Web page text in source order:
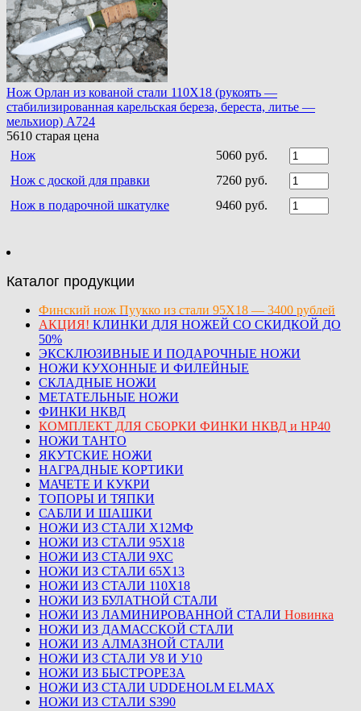
Нож Орлан из кованой стали 110Х18 (рукоять —
стабилизированная карельская береза, береста, литье —
мельхиор) A724
5610 старая цена
Нож
5060 руб.
Нож с доской для правки
7260 руб.
Нож в подарочной шкатулке
9460 руб.
Каталог продукции
Финский нож Пуукко из стали 95Х18 — 3400 рублей
АКЦИЯ! КЛИНКИ ДЛЯ НОЖЕЙ СО СКИДКОЙ ДО
50%
ЭКСКЛЮЗИВНЫЕ И ПОДАРОЧНЫЕ НОЖИ
НОЖИ КУХОННЫЕ И ФИЛЕЙНЫЕ
СКЛАДНЫЕ НОЖИ
МЕТАТЕЛЬНЫЕ НОЖИ
ФИНКИ НКВД
КОМПЛЕКТ ДЛЯ СБОРКИ ФИНКИ НКВД и НР40
НОЖИ ТАНТО
ЯКУТСКИЕ НОЖИ
НАГРАДНЫЕ КОРТИКИ
МАЧЕТЕ И КУКРИ
ТОПОРЫ И ТЯПКИ
САБЛИ И ШАШКИ
НОЖИ ИЗ СТАЛИ Х12МФ
НОЖИ ИЗ СТАЛИ 95Х18
НОЖИ ИЗ СТАЛИ 9ХС
НОЖИ ИЗ СТАЛИ 65Х13
НОЖИ ИЗ СТАЛИ 110Х18
НОЖИ ИЗ БУЛАТНОЙ СТАЛИ
НОЖИ ИЗ ЛАМИНИРОВАННОЙ СТАЛИ Новинка
НОЖИ ИЗ ДАМАССКОЙ СТАЛИ
НОЖИ ИЗ АЛМАЗНОЙ СТАЛИ
НОЖИ ИЗ СТАЛИ У8 И У10
НОЖИ ИЗ БЫСТРОРЕЗА
НОЖИ ИЗ СТАЛИ UDDEHOLM ELMAX
НОЖИ ИЗ СТАЛИ S390